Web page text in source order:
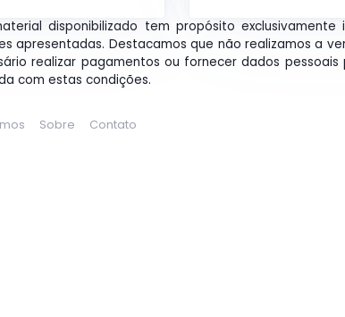
disponibilizado tem propósito exclusivamente
apresentadas. Destacamos que não realizamos a
realizar pagamentos ou fornecer dados pessoais
com estas condições.
Sobre Contato